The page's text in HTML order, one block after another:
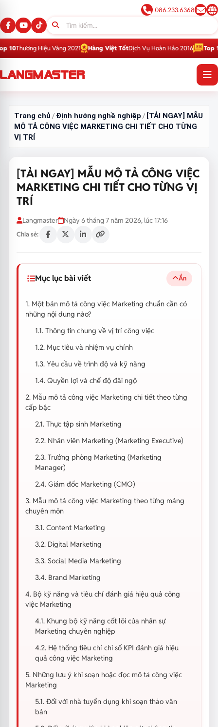
086.233.6368
Vàng 2021 Hàng Việt TốtDịch Vụ Hoàn Hảo 2016 Top 1Thương Hiệu
Trang chủ /Định hướng nghề nghiệp / [TẢI NGAY] MẪU
MÔ TẢ CÔNG VIỆC MARKETING CHI TIẾT CHO TỪNG
VỊ TRÍ
[TẢI NGAY] MẪU MÔ TẢ CÔNG VIỆC
MARKETING CHI TIẾT CHO TỪNG VỊ
TRÍ
Langmaster Ngày 6 tháng 7 năm 2026, lúc 17:16
Chia sẻ:
Mục lục bài viết Ẩn
1. Một bản mô tả công việc Marketing chuẩn cần có
những nội dung nào?
1.1. Thông tin chung về vị trí công việc
1.2. Mục tiêu và nhiệm vụ chính
1.3. Yêu cầu về trình độ và kỹ năng
1.4. Quyền lợi và chế độ đãi ngộ
2. Mẫu mô tả công việc Marketing chi tiết theo từng
cấp bậc
2.1. Thực tập sinh Marketing
2.2. Nhân viên Marketing (Marketing Executive)
2.3. Trưởng phòng Marketing (Marketing
Manager)
2.4. Giám đốc Marketing (CMO)
3. Mẫu mô tả công việc Marketing theo từng mảng
chuyên môn
3.1. Content Marketing
3.2. Digital Marketing
3.3. Social Media Marketing
3.4. Brand Marketing
4. Bộ kỹ năng và tiêu chí đánh giá hiệu quả công
việc Marketing
4.1. Khung bộ kỹ năng cốt lõi của nhân sự
Marketing chuyên nghiệp
4.2. Hệ thống tiêu chí chỉ số KPI đánh giá hiệu
quả công việc Marketing
5. Những lưu ý khi soạn hoặc đọc mô tả công việc
Marketing
5.1. Đối với nhà tuyển dụng khi soạn thảo văn
bản